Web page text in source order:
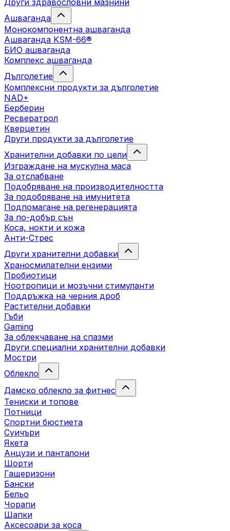
Други здравословни мазнини
Ашваганда
Монокомпонентна ашваганда
Ашваганда KSM-66®
БИО ашваганда
Комплекс ашваганда
Дълголетие
Комплексни продукти за дълголетие
NAD+
Берберин
Ресвератрол
Кверцетин
Други продукти за дълголетие
Хранителни добавки по цели
Изграждане на мускулна маса
За отслабване
Подобряване на производителността
За подобряване на имунитета
Подпомагане на регенерацията
За по-добър сън
Коса, нокти и кожа
Анти-Стрес
Други хранителни добавки
Храносмилателни ензими
Пробиотици
Ноотропици и мозъчни стимуланти
Поддръжка на черния дроб
Растителни добавки
Гъби
Gaming
За облекчаване на спазми
Други специални хранителни добавки
Мостри
Облекло
Дамско облекло за фитнес
Тениски и топове
Потници
Спортни бюстиета
Суичъри
Якета
Aнцузи и панталони
Шорти
Гащеризони
Бански
Бельо
Чорапи
Шапки
Аксесоари за коса